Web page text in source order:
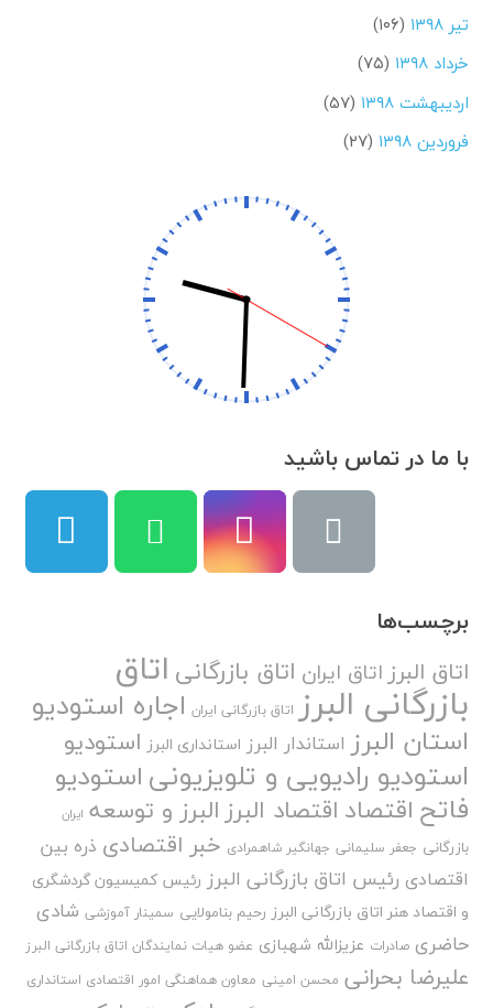
تیر ۱۳۹۸
(۱۰۶)
خرداد ۱۳۹۸
(۷۵)
اردیبهشت ۱۳۹۸
(۵۷)
فروردین ۱۳۹۸
(۲۷)
با ما در تماس باشید
برچسب‌ها
اتاق البرزاتاق ایران اتاق بازرگانی اتاق
بازرگانی البرز اتاق بازرگانی ایران اجاره استودیو
استان البرز استاندار البرز استانداری البرز استودیو
استودیو رادیویی و تلویزیونیاستودیو
فاتح اقتصاد اقتصاد البرزالبرز و توسعه ایران
بازرگانی جعفر سلیمانی جهانگیر شاهمرادی خبر اقتصادی ذره بین
اقتصادی رئیس اتاق بازرگانی البرز رئیس کمیسیون گردشگری
و اقتصاد هنر اتاق بازرگانی البرز رحیم بنامولایی سمینار آموزشی شادی
حاضری صادرات عزیزالله شهبازی عضو هیات نمایندگان اتاق بازرگانی البرز
علیرضا بحرانی محسن امینی معاون هماهنگی امور اقتصادی استانداری